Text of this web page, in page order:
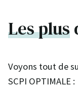
Les plus
Voyons tout de
SCPI OPTIMALE :